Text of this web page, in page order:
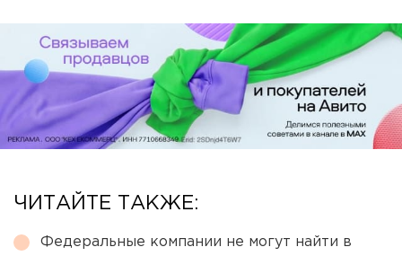
ЧИТАЙТЕ ТАКЖЕ:
Федеральные компании не могут найти в